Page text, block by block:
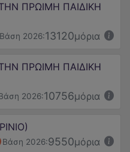
ΠΡΩΙΜΗ ΠΑΙΔΙΚΗ
Βάση 2026:13120μόρια
ΠΡΩΙΜΗ ΠΑΙΔΙΚΗ
2026:10756μόρια
Βάση 2026:9550μόρια